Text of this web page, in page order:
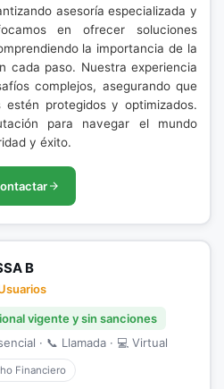
asesoría especializada y
en ofrecer soluciones
la importancia de la
cada paso. Nuestra experiencia
complejos, asegurando que
estén protegidos y optimizados.
para navegar el mundo
y éxito.
B
vigente y sin sanciones
· 📞 Llamada · 💻 Virtual
Financiero